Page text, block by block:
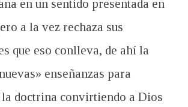
en un sentido presentada en
a la vez rechaza sus
que eso conlleva, de ahí la
enseñanzas para
doctrina convirtiendo a Dios